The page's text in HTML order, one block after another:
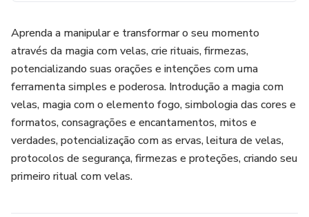
Aprenda a manipular e transformar o seu momento
através da magia com velas, crie rituais, firmezas,
potencializando suas orações e intenções com uma
ferramenta simples e poderosa. Introdução a magia com
velas, magia com o elemento fogo, simbologia das cores e
formatos, consagrações e encantamentos, mitos e
verdades, potencialização com as ervas, leitura de velas,
protocolos de segurança, firmezas e proteções, criando seu
primeiro ritual com velas.